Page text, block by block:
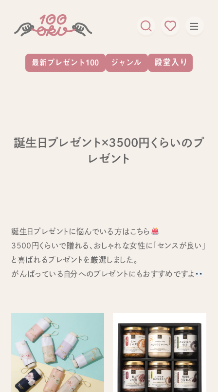
誕生日プレゼント×3500円くらいのプ
レゼント
誕生日プレゼントに悩んでいる方はこちら
3500円くらいで贈れる、おしゃれな女性に「センスが良い」
と喜ばれるプレゼントを厳選しました。
がんばっている自分へのプレゼントにもおすすめですよ